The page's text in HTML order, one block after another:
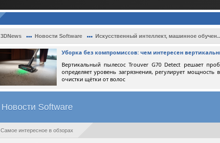
3DNews Новости Software Искусственный интеллект, машинное
Уборка без компромиссов: чем интересен
Вертикальный пылесос Trouver G70 Detect решает
определяет уровень загрязнения, регулирует
очистки щётки от волос
Новости Software
Самое интересное в обзорах